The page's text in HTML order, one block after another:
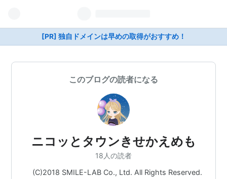
[PR] 独自ドメインは早めの取得がおすすめ！
このブログの読者になる
ニコッとタウンきせかえめも
18人の読者
(C)2018 SMILE-LAB Co., Ltd. All Rights Reserved.